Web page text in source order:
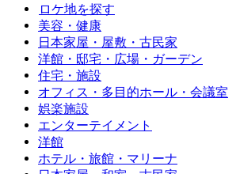
ロケ地を探す
美容・健康
日本家屋・屋敷・古民家
洋館・邸宅・広場・ガーデン
住宅・施設
オフィス・多目的ホール・会議室
娯楽施設
エンターテイメント
洋館
ホテル・旅館・マリーナ